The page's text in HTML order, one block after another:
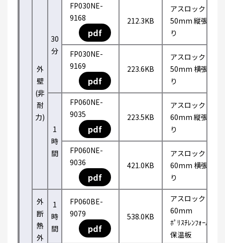
外
壁
(非
耐
力)
30
分
FP030NE-
9168
pdf
212.3KB
アスロック
50mm 縦張
り
FP030NE-
9169
pdf
223.6KB
アスロック
50mm 横張
り
1
時
間
FP060NE-
9035
pdf
223.5KB
アスロック
60mm 縦張
り
FP060NE-
9036
pdf
421.0KB
アスロック
60mm 横張
り
外
断
熱
外
1
時
間
FP060BE-
9079
pdf
538.0KB
アスロック
60mm
ﾎﾟﾘｽﾁﾚﾝﾌｫｰﾑ
保温板